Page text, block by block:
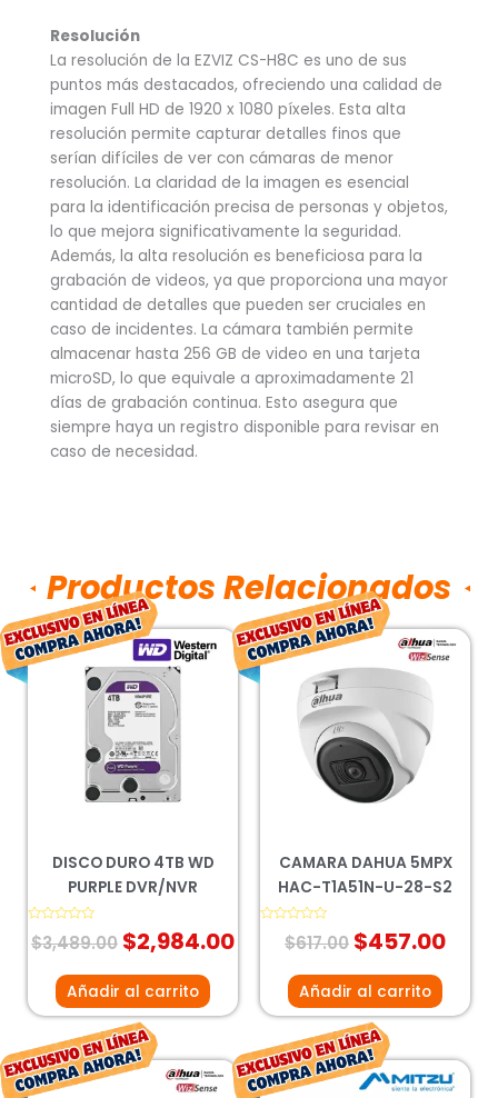
Resolución
La resolución de la EZVIZ CS-H8C es uno de sus
puntos más destacados, ofreciendo una calidad de
imagen Full HD de 1920 x 1080 píxeles. Esta alta
resolución permite capturar detalles finos que
serían difíciles de ver con cámaras de menor
resolución. La claridad de la imagen es esencial
para la identificación precisa de personas y objetos,
lo que mejora significativamente la seguridad.
Además, la alta resolución es beneficiosa para la
grabación de videos, ya que proporciona una mayor
cantidad de detalles que pueden ser cruciales en
caso de incidentes. La cámara también permite
almacenar hasta 256 GB de video en una tarjeta
microSD, lo que equivale a aproximadamente 21
días de grabación continua. Esto asegura que
siempre haya un registro disponible para revisar en
caso de necesidad.
Productos Relacionados
DISCO DURO 4TB WD
PURPLE DVR/NVR
Valorado
con
$3,489.00
El
precio
original
era:
$3,489.00.
$2,984.00
El
precio
actual
$2,984.00.
Añadir al carrito
CAMARA DAHUA 5MPX
HAC-T1A51N-U-28-S2
Valorado
$617.00
El
precio
original
era:
$617.00.
$457.00
El
Añadir al carrito
El
El
El
El